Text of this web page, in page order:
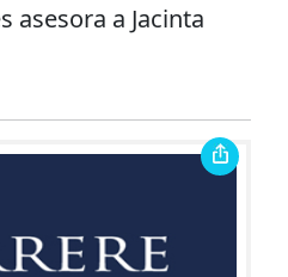
asesora a Jacinta